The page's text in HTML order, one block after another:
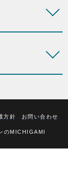
方針 お問い合わせ
のMICHIGAMI